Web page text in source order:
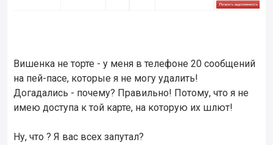
Вишенка не торте - у меня в телефоне 20 сообщений
на пей-пасе, которые я не могу удалить!
Догадались - почему? Правильно! Потому, что я не
имею доступа к той карте, на которую их шлют!
Ну, что ? Я вас всех запутал?